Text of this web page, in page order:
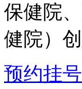
保健院
健院）
预约挂号